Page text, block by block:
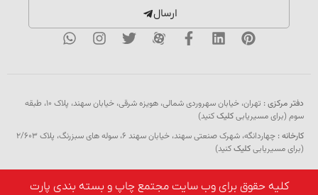
:
تهران، خیابان سهروردی شمالی، هویزه شرقی، خیابان سهند، پلاک ۱۰، طبقه
مسیریابیکلیککنید)
چهاردانگه، شهرک صنعتی سهند، خیابان سهند 6، سوله های سبزرنگ، پلاک 2/603
کلیککنید)
حقوق برای وب سایت مجتمع چاپ و بسته بندی پارت